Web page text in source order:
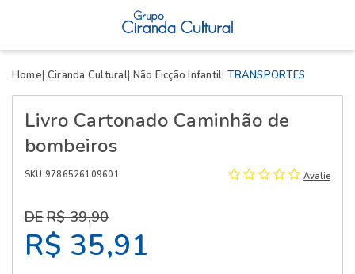
Home Ciranda Cultural Não Ficção Infantil TRANSPORTES
Livro Cartonado Caminhão de
bombeiros
SKU 9786526109601 Avalie
R$ 39,90
R$ 35,91